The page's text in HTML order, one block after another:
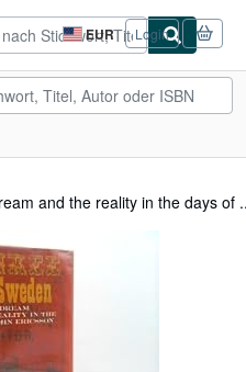
EUR
Seite
der
Einkaufseinstellungen.
Login
and the reality in the days of